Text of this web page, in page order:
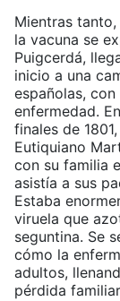
Mientras
la vacuna se
Puigcerdá,
inicio a una
españolas,
enfermedad.
finales de
Eutiquiano
con su familia
asistía a sus
Estaba
viruela que
seguntina. Se
cómo la
adultos,
pérdida